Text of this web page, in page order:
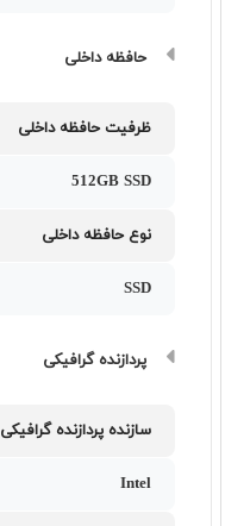
حافظه داخلی
ظرفیت حافظه داخلی
512GB SSD
نوع حافظه داخلی
SSD
پردازنده گرافیکی
سازنده پردازنده گرافیکی
Intel